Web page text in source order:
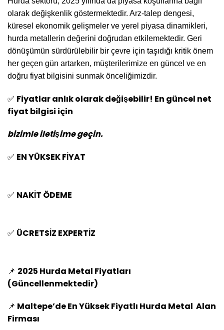
olarak değişkenlik göstermektedir. Arz-talep dengesi,
küresel ekonomik gelişmeler ve yerel piyasa dinamikleri,
hurda metallerin değerini doğrudan etkilemektedir. Geri
dönüşümün sürdürülebilir bir çevre için taşıdığı kritik önem
her geçen gün artarken, müşterilerimize en güncel ve en
doğru fiyat bilgisini sunmak önceliğimizdir.
✅ Fiyatlar anlık olarak değişebilir! En güncel net
fiyat bilgisi için
bizimle iletişime geçin.
✅ EN YÜKSEK FİYAT
✅ NAKİT ÖDEME
✅ ÜCRETSİZ EXPERTİZ
📌 2025 Hurda Metal Fiyatları
(Güncellenmektedir)
📌 Maltepe’de En Yüksek Fiyatlı Hurda Metal Alan
Firması